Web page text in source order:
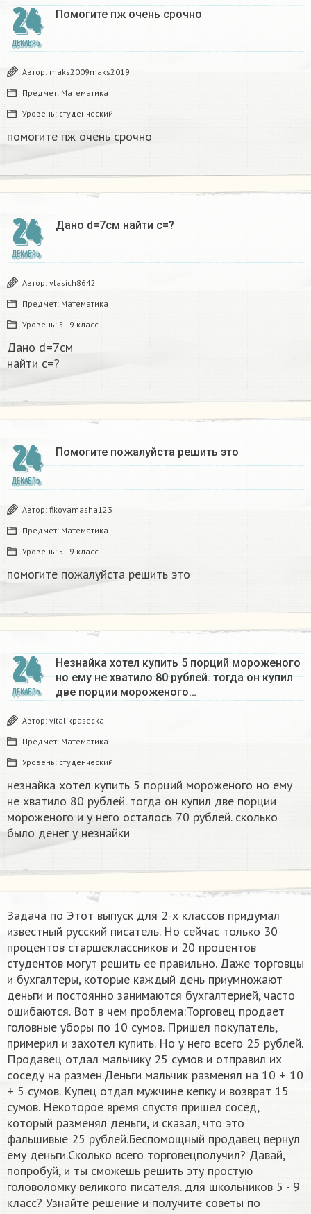
24
ДЕКАБРЬ
Помогите пж очень срочно​
Автор: maks2009maks2019
Предмет: Математика
Уровень: студенческий
помогите пж очень срочно​
24
ДЕКАБРЬ
Дано d=7см найти с=?​
Автор: vlasich8642
Предмет: Математика
Уровень: 5 - 9 класс
Дано d=7см
найти с=?​
24
ДЕКАБРЬ
Помогите пожалуйста решить это
Автор: fikovamasha123
Предмет: Математика
Уровень: 5 - 9 класс
помогите пожалуйста решить это
24
ДЕКАБРЬ
Незнайка хотел купить 5 порций мороженого
но ему не хватило 80 рублей. тогда он купил
две порции мороженого…
Автор: vitalikpasecka
Предмет: Математика
Уровень: студенческий
незнайка хотел купить 5 порций мороженого но ему
не хватило 80 рублей. тогда он купил две порции
мороженого и у него осталось 70 рублей. сколько
было денег у незнайки
Задача по Этот выпуск для 2-х классов придумал
известный русский писатель. Но сейчас только 30
процентов старшеклассников и 20 процентов
студентов могут решить ее правильно. Даже торговцы
и бухгалтеры, которые каждый день приумножают
деньги и постоянно занимаются бухгалтерией, часто
ошибаются. Вот в чем проблема:Торговец продает
головные уборы по 10 сумов. Пришел покупатель,
примерил и захотел купить. Но у него всего 25 рублей.
Продавец отдал мальчику 25 сумов и отправил их
соседу на размен.Деньги мальчик разменял на 10 + 10
+ 5 сумов. Купец отдал мужчине кепку и возврат 15
сумов. Некоторое время спустя пришел сосед,
который разменял деньги, и сказал, что это
фальшивые 25 рублей.Беспомощный продавец вернул
ему деньги.Сколько всего торговецполучил? Давай,
попробуй, и ты сможешь решить эту простую
головоломку великого писателя.​ для школьников 5 - 9
класс? Узнайте решение и получите советы по